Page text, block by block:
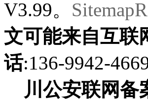
V3.99。 Sitemap
文可能来自互联
话:136-9942-4669
川公安联网备